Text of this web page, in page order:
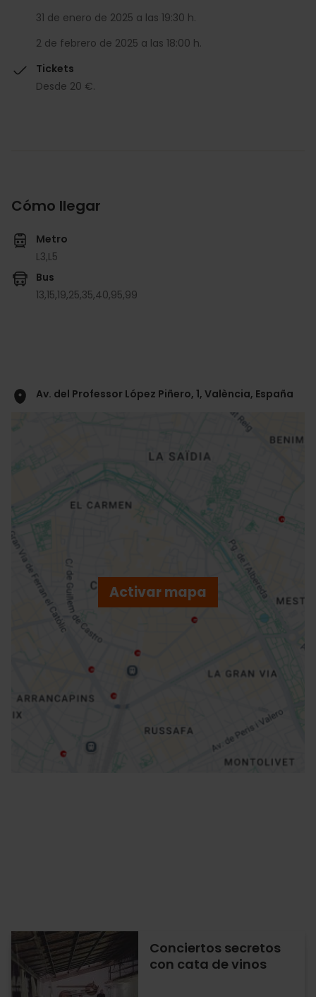
31 de enero de 2025 a las 19:30 h.
2 de febrero de 2025 a las 18:00 h.
Tickets
Desde 20 €.
Cómo llegar
Metro
L3,L5
Bus
13,15,19,25,35,40,95,99
Av. del Professor López Piñero, 1, València, España
Activar mapa
Cómo llegar
Conciertos secretos
con cata de vinos